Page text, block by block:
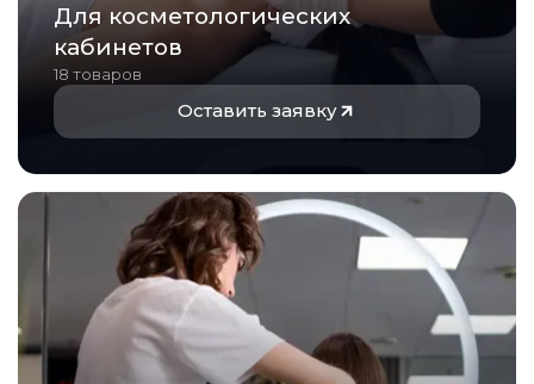
Для косметологических
кабинетов
18 товаров
Оставить заявку